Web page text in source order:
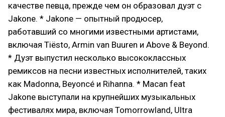
качестве певца, прежде чем он образовал дуэт с
Jakone. * Jakone — опытный продюсер,
работавший со многими известными артистами,
включая Tiësto, Armin van Buuren и Above & Beyond.
* Дуэт выпустил несколько высококлассных
ремиксов на песни известных исполнителей, таких
как Madonna, Beyoncé и Rihanna. * Macan feat
Jakone выступали на крупнейших музыкальных
фестивалях мира, включая Tomorrowland, Ultra